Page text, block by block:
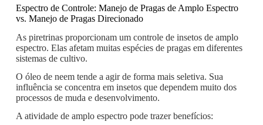
Espectro de Controle: Manejo de Pragas de Amplo Espectro
vs. Manejo de Pragas Direcionado
As piretrinas proporcionam um controle de insetos de amplo
espectro. Elas afetam muitas espécies de pragas em diferentes
sistemas de cultivo.
O óleo de neem tende a agir de forma mais seletiva. Sua
influência se concentra em insetos que dependem muito dos
processos de muda e desenvolvimento.
A atividade de amplo espectro pode trazer benefícios: